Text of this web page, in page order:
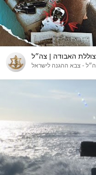
האבודה | צה״ל
- צבא ההגנה לישראל